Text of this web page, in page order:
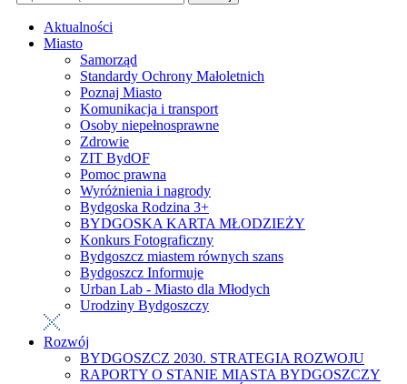
Aktualności
Miasto
Samorząd
Standardy Ochrony Małoletnich
Poznaj Miasto
Komunikacja i transport
Osoby niepełnosprawne
Zdrowie
ZIT BydOF
Pomoc prawna
Wyróżnienia i nagrody
Bydgoska Rodzina 3+
BYDGOSKA KARTA MŁODZIEŻY
Konkurs Fotograficzny
Bydgoszcz miastem równych szans
Bydgoszcz Informuje
Urban Lab - Miasto dla Młodych
Urodziny Bydgoszczy
Rozwój
BYDGOSZCZ 2030. STRATEGIA ROZWOJU
RAPORTY O STANIE MIASTA BYDGOSZCZY